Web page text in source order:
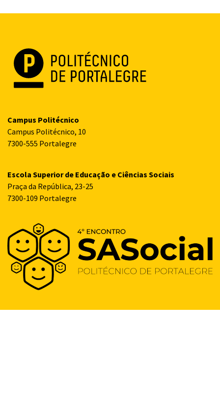
Campus Politécnico
Campus Politécnico, 10
7300-555 Portalegre
Escola Superior de Educação e Ciências Sociais
Praça da República, 23-25
7300-109 Portalegre